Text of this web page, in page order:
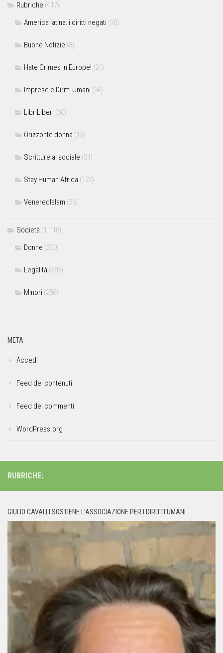
Rubriche (417)
America latina: i diritti negati (90)
Buone Notizie (8)
Hate Crimes in Europe! (21)
Imprese e Diritti Umani (34)
LibriLiberi (60)
Orizzonte donna (13)
Scritture al sociale (31)
Stay Human Africa (122)
VeneredIslam (36)
Società (1.118)
Donne (259)
Legalità (383)
Minori (256)
META
Accedi
Feed dei contenuti
Feed dei commenti
WordPress.org
RUBRICHE:
GIULIO CAVALLI SOSTIENE L’ASSOCIAZIONE PER I DIRITTI UMANI
Player